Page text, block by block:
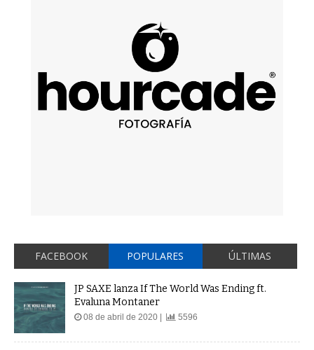
FACEBOOK POPULARES ÚLTIMAS
JP SAXE lanza If The World Was Ending ft.
Evaluna Montaner
08 de abril de 2020 | 5596